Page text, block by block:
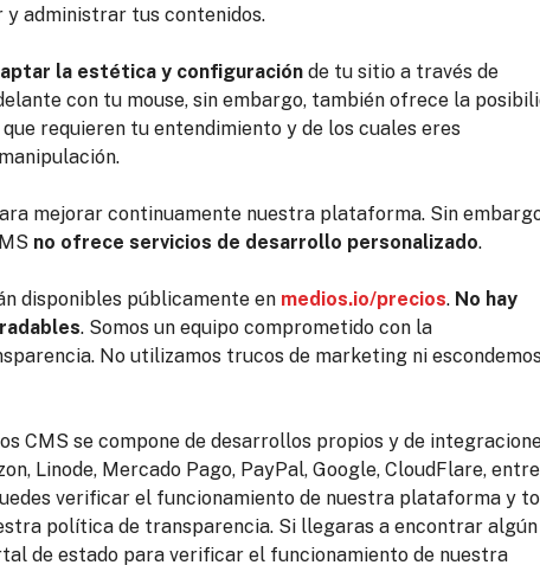
administrar tus contenidos.
la estética y configuración de tu sitio a través de
con tu mouse, sin embargo, también ofrece la
requieren tu entendimiento y de los cuales eres
mejorar continuamente nuestra plataforma. Sin
no ofrece servicios de desarrollo personalizado.
disponibles públicamente en medios.io/precios. No hay
. Somos un equipo comprometido con la
No utilizamos trucos de marketing ni escondemos
CMS se compone de desarrollos propios y de
Linode, Mercado Pago, PayPal, Google, CloudFlare, entre
verificar el funcionamiento de nuestra plataforma y
política de transparencia. Si llegaras a encontrar algún
de estado para verificar el funcionamiento de nuestra